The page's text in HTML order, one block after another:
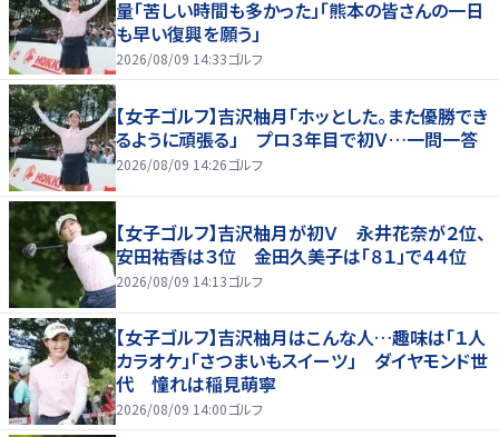
量「苦しい時間も多かった」「熊本の皆さんの一日
も早い復興を願う」
2026/08/09 14:33ゴルフ
【女子ゴルフ】吉沢柚月「ホッとした。また優勝でき
るように頑張る」 プロ３年目で初Ｖ…一問一答
2026/08/09 14:26ゴルフ
【女子ゴルフ】吉沢柚月が初Ｖ 永井花奈が２位、
安田祐香は３位 金田久美子は「８１」で４４位
2026/08/09 14:13ゴルフ
【女子ゴルフ】吉沢柚月はこんな人…趣味は「１人
カラオケ」「さつまいもスイーツ」 ダイヤモンド世
代 憧れは稲見萌寧
2026/08/09 14:00ゴルフ